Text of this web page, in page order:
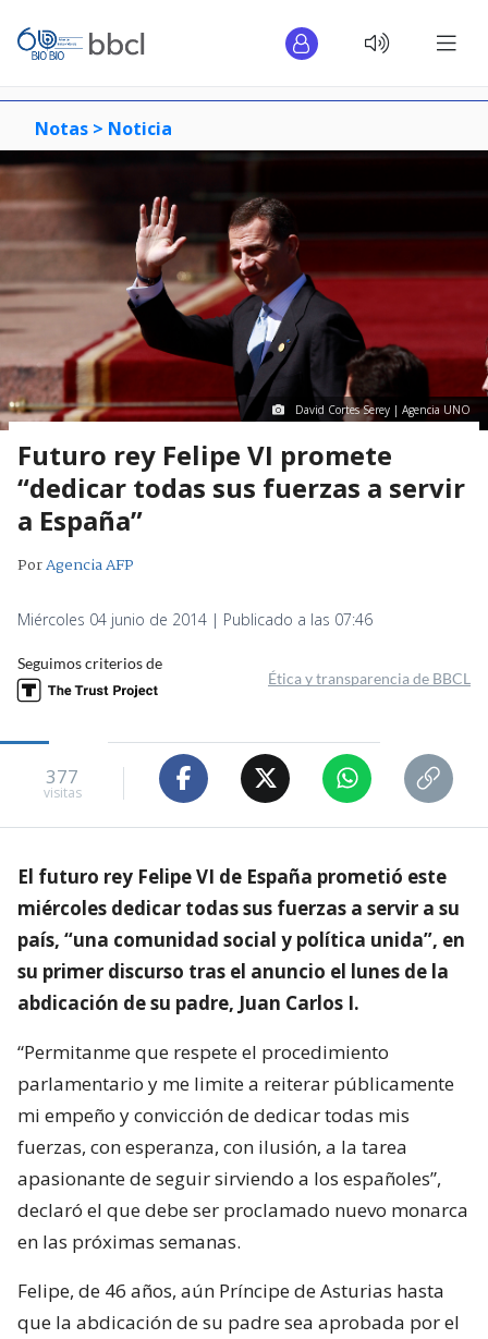
Notas > Noticia
David Cortes Serey | Agencia UNO
Futuro rey Felipe VI promete
“dedicar todas sus fuerzas a servir
a España”
PorAgencia AFP
Miércoles 04 junio de 2014 | Publicado a las 07:46
Seguimos criterios de
Ética y transparencia de BBCL
377
visitas
El futuro rey Felipe VI de España prometió este
miércoles dedicar todas sus fuerzas a servir a su
país, “una comunidad social y política unida”, en
su primer discurso tras el anuncio el lunes de la
abdicación de su padre, Juan Carlos I.
“Permitanme que respete el procedimiento
parlamentario y me limite a reiterar públicamente
mi empeño y convicción de dedicar todas mis
fuerzas, con esperanza, con ilusión, a la tarea
apasionante de seguir sirviendo a los españoles”,
declaró el que debe ser proclamado nuevo monarca
en las próximas semanas.
Felipe, de 46 años, aún Príncipe de Asturias hasta
que la abdicación de su padre sea aprobada por el